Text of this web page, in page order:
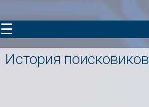
☰
История поисковиков